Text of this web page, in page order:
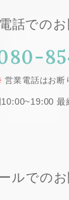
話での
営業電話はお断
ルでの